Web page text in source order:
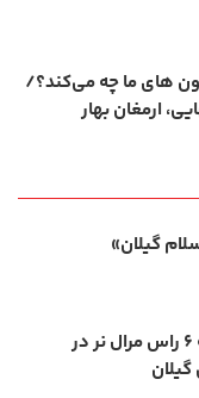
های ما چه می‌کند؟/
ارمغان بهار
گیلان»
ثبت تصاویری از گله ۶ راس مرال نر در